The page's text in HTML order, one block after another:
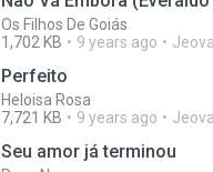
Os Filhos De Goiás
1,702 KB
9 years ago
Perfeito
Heloisa Rosa
7,721 KB
9 years ago
Seu amor já terminou